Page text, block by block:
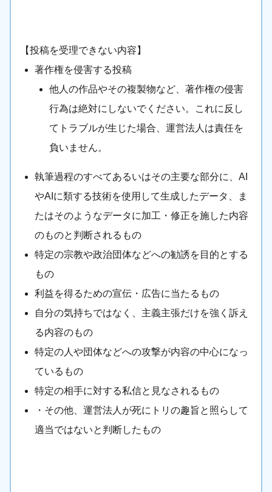
【投稿を受理できない内容】
著作権を侵害する投稿
他人の作品やその複製物など、著作権の侵害
行為は絶対にしないでください。これに反し
てトラブルが生じた場合、運営法人は責任を
負いません。
執筆過程のすべてあるいはその主要な部分に、AI
やAIに類する技術を使用して生成したデータ、ま
たはそのようなデータに加工・修正を施した内容
のものと判断されるもの
特定の宗教や政治団体などへの勧誘を目的とする
もの
利益を得るための宣伝・広告に当たるもの
自分の気持ちではなく、主義主張だけを強く訴え
る内容のもの
特定の人や団体などへの攻撃が内容の中心になっ
ているもの
特定の相手に対する私信と見なされるもの
・その他、運営法人が死にトリの趣旨と照らして
適当ではないと判断したもの